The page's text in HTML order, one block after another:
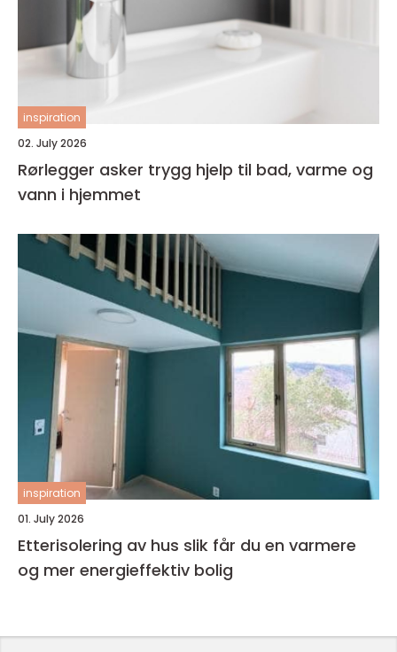
inspiration
02. July 2026
Rørlegger asker trygg hjelp til bad, varme og
vann i hjemmet
inspiration
01. July 2026
Etterisolering av hus slik får du en varmere
og mer energieffektiv bolig